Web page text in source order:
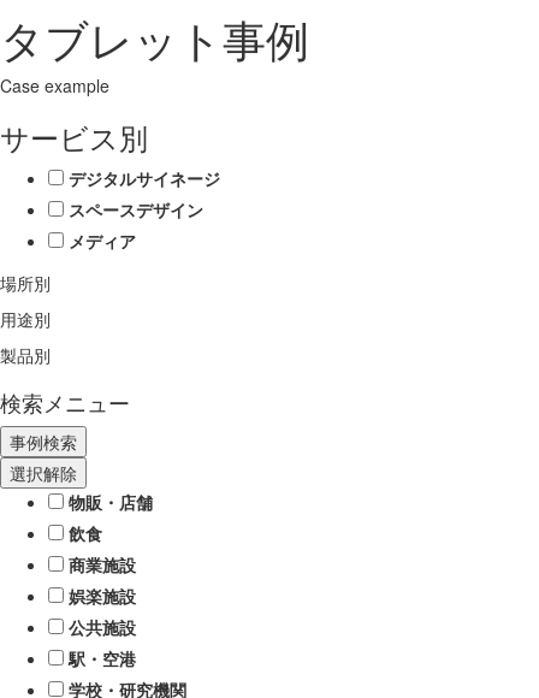
タブレット事例
Case example
サービス別
デジタルサイネージ
スペースデザイン
メディア
場所別
用途別
製品別
検索メニュー
選択解除
物販・店舗
飲食
商業施設
娯楽施設
公共施設
駅・空港
学校・研究機関